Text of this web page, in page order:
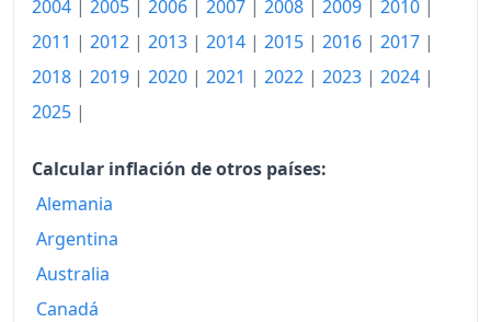
2004 | 2005 | 2006 | 2007 | 2008 | 2009 | 2010 |
2011 | 2012 | 2013 | 2014 | 2015 | 2016 | 2017 |
2018 | 2019 | 2020 | 2021 | 2022 | 2023 | 2024 |
2025 |
Calcular inflación de otros países:
Alemania
Argentina
Australia
Canadá